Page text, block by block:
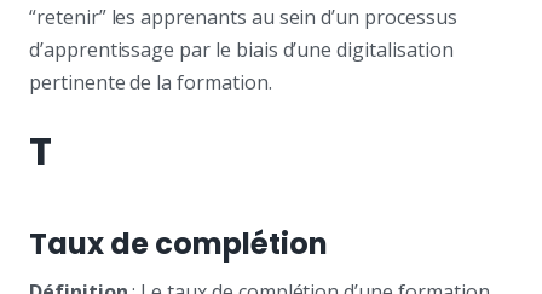
“retenir” les apprenants au sein d’un processus
d’apprentissage par le biais d’une digitalisation
pertinente de la formation.
T
Taux de complétion